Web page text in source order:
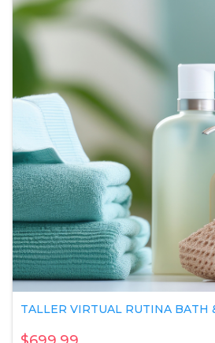
TALLER VIRTUAL RUTINA BATH